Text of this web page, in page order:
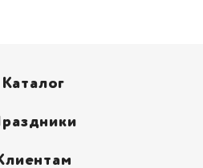
Каталог